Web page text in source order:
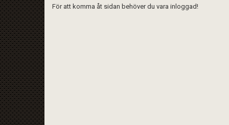
För att komma åt sidan behöver du vara inloggad!